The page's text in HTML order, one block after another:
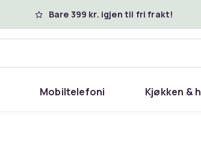
Bare 399 kr. igjen til fri frakt!
Mobiltelefoni Kjøkken &